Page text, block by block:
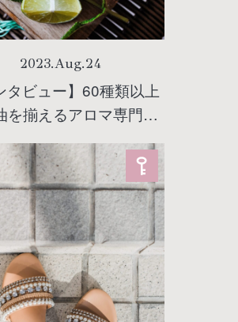
2023.Aug.24
タビュー】60種類以上
を揃えるアロマ専門店
トの大塚麻子さんに聞
感温度を４度も下げ
お風呂上り爽快な夏向
けアロマとは